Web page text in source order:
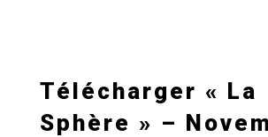
Télécharger « La
Sphère » –